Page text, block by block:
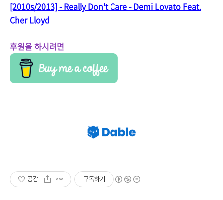
[2010s/2013] - Really Don't Care - Demi Lovato Feat.
Cher Lloyd
후원을 하시려면
공감 구독하기